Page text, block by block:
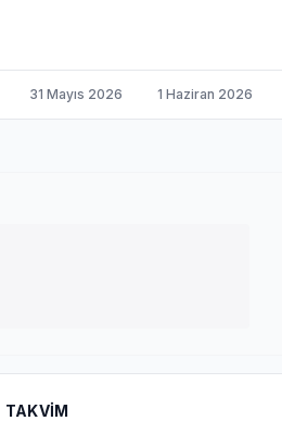
31 Mayıs 2026 1 Haziran 2026
TAKVIM